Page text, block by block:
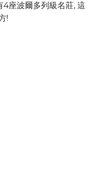
座波爾多列級名莊, 這
!